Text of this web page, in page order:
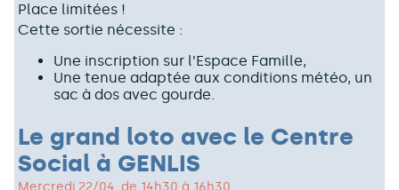
Place limitées !
Cette sortie nécessite :
Une inscription sur l’Espace Famille,
Une tenue adaptée aux conditions météo, un
sac à dos avec gourde.
Le grand loto avec le Centre
Social à GENLIS
Mercredi 22/04, de 14h30 à 16h30